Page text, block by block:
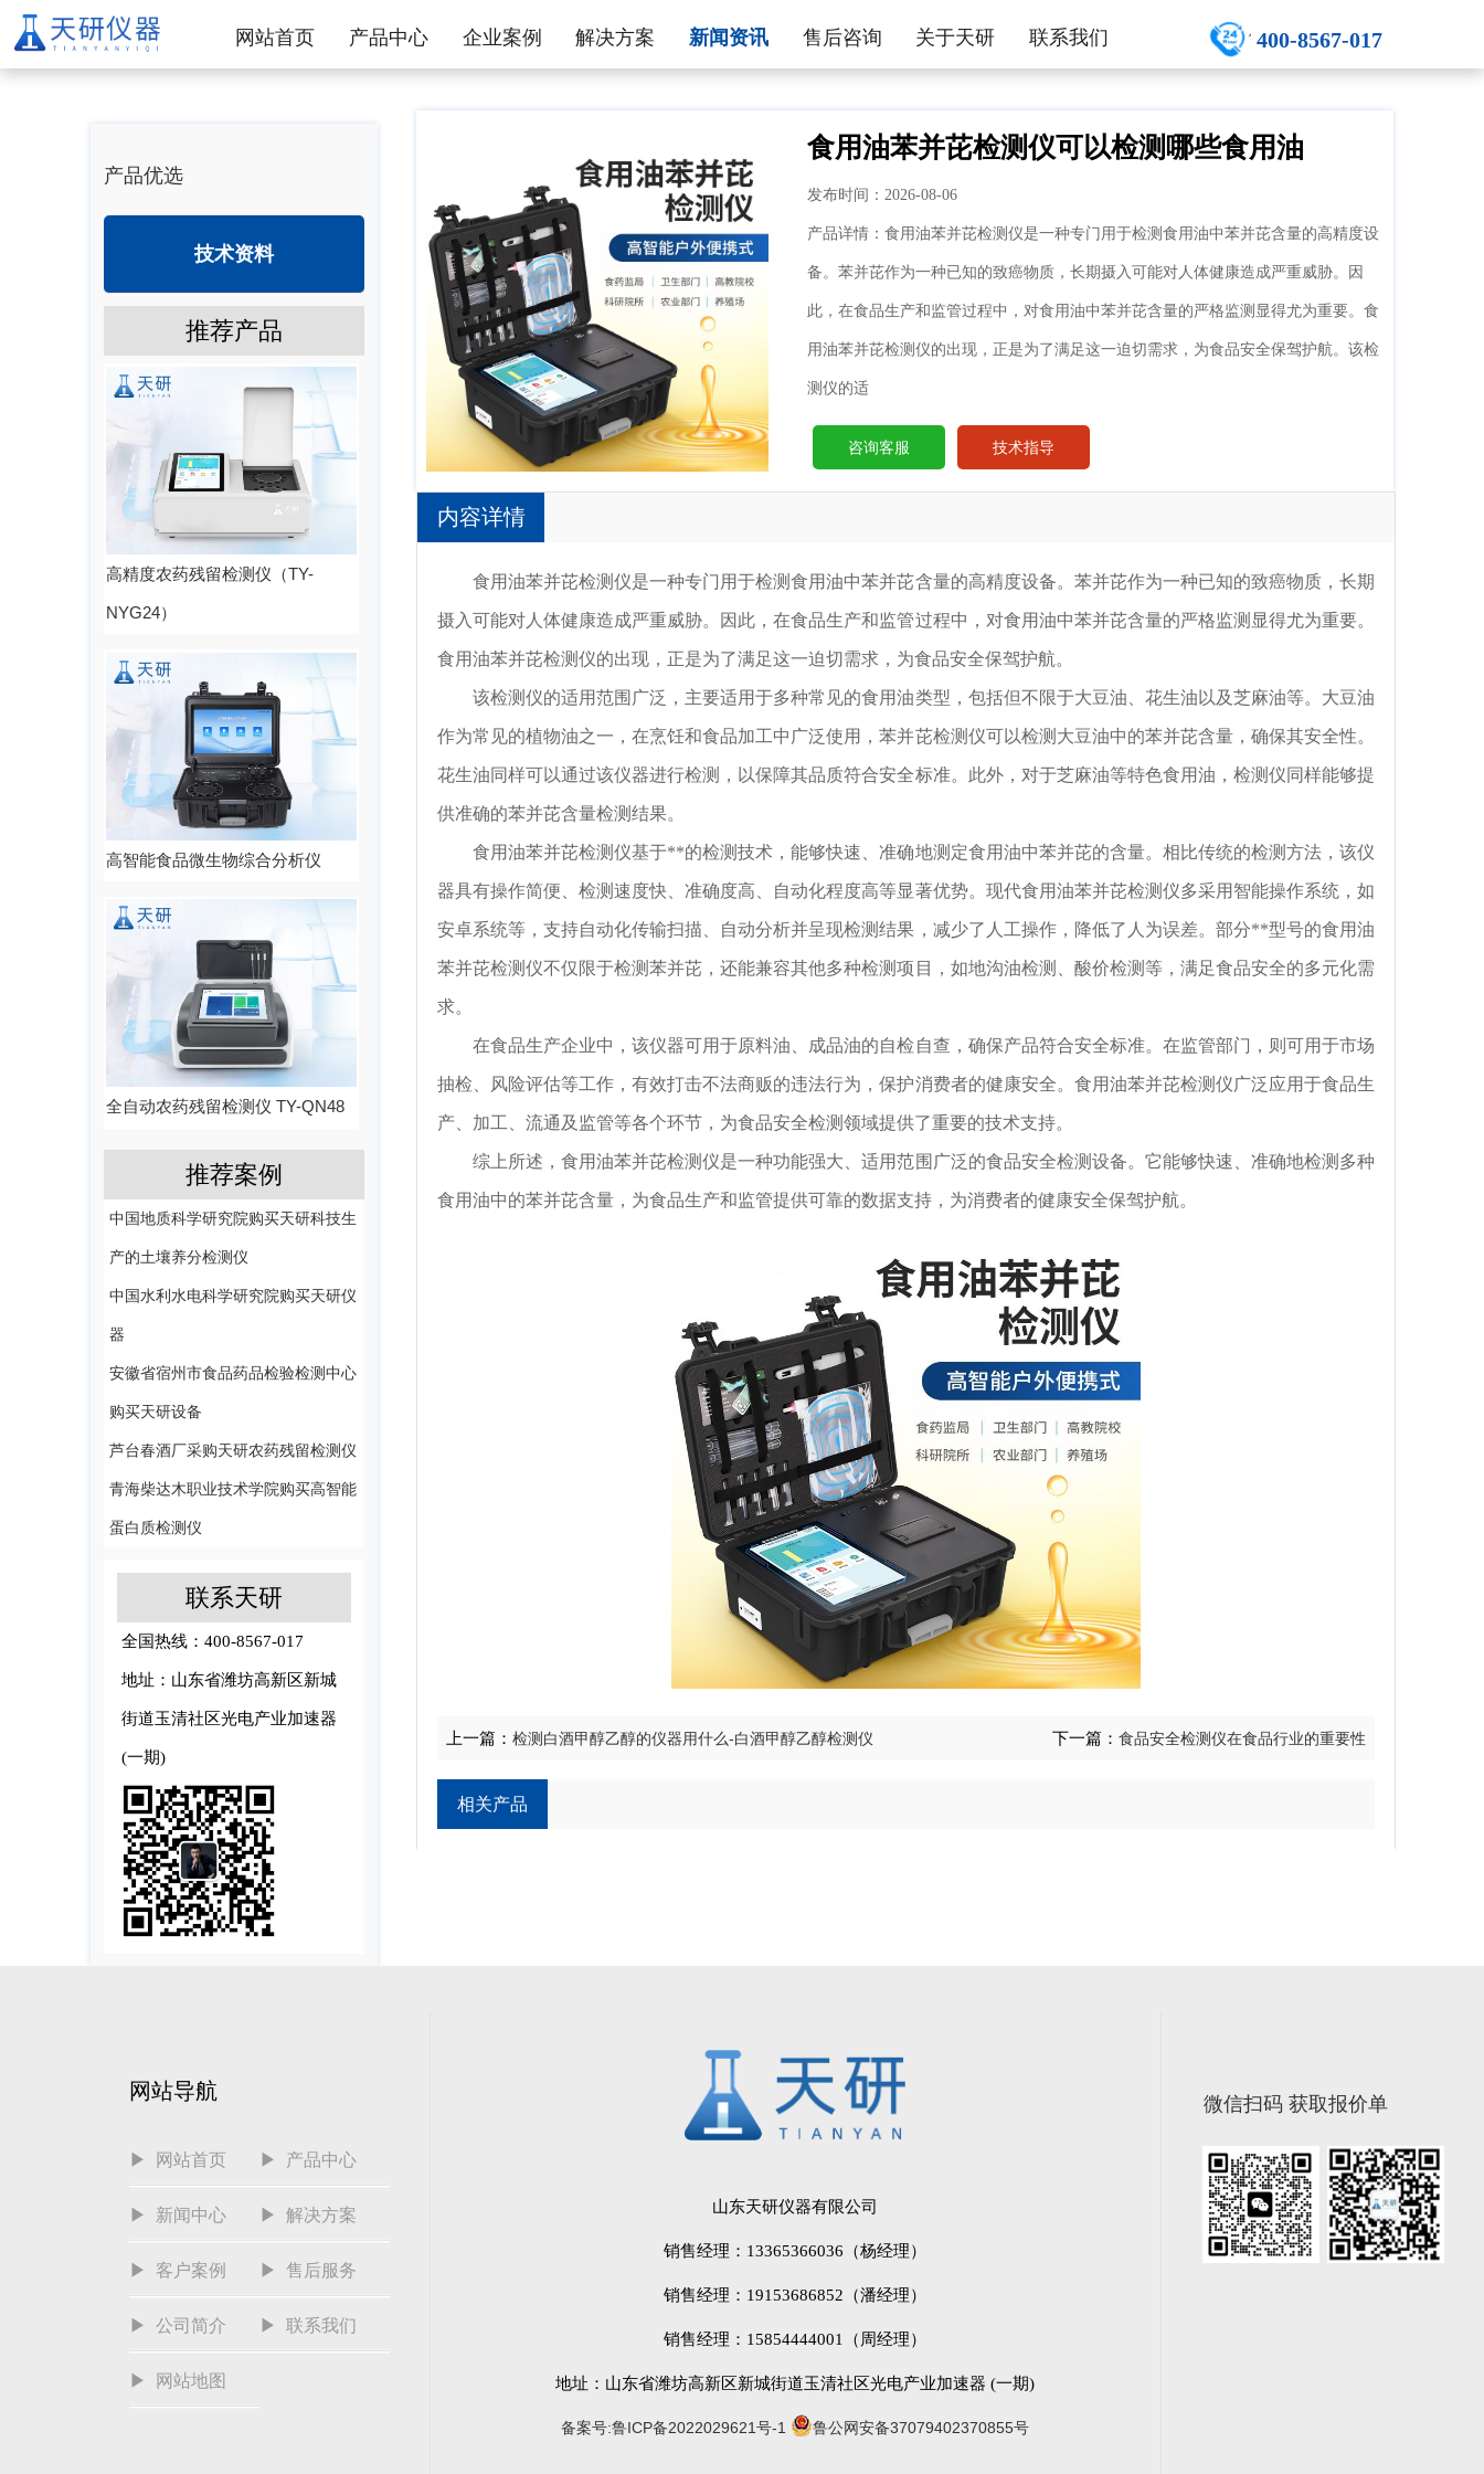
网站首页 产品中心 企业案例 解决方案 新闻资讯 售后咨询 关于天研 联系我们 400-8567-017
产品优选
技术资料
推荐产品
高精度农药残留检测仪（TY-
NYG24）
高智能食品微生物综合分析仪
全自动农药残留检测仪 TY-QN48
推荐案例
中国地质科学研究院购买天研科技生
产的土壤养分检测仪
中国水利水电科学研究院购买天研仪
器
安徽省宿州市食品药品检验检测中心
购买天研设备
芦台春酒厂采购天研农药残留检测仪
青海柴达木职业技术学院购买高智能
蛋白质检测仪
联系天研
全国热线：400-8567-017
地址：山东省潍坊高新区新城
街道玉清社区光电产业加速器
(一期)
食用油苯并芘检测仪可以检测哪些食用油
发布时间：2026-08-06
产品详情：食用油苯并芘检测仪是一种专门用于检测食用油中苯并芘含量的高精度设
备。苯并芘作为一种已知的致癌物质，长期摄入可能对人体健康造成严重威胁。因
此，在食品生产和监管过程中，对食用油中苯并芘含量的严格监测显得尤为重要。食
用油苯并芘检测仪的出现，正是为了满足这一迫切需求，为食品安全保驾护航。该检
测仪的适
咨询客服 技术指导
内容详情
食用油苯并芘检测仪是一种专门用于检测食用油中苯并芘含量的高精度设备。苯并芘作为一种已知的致癌物质，长期
摄入可能对人体健康造成严重威胁。因此，在食品生产和监管过程中，对食用油中苯并芘含量的严格监测显得尤为重要。
食用油苯并芘检测仪的出现，正是为了满足这一迫切需求，为食品安全保驾护航。
该检测仪的适用范围广泛，主要适用于多种常见的食用油类型，包括但不限于大豆油、花生油以及芝麻油等。大豆油
作为常见的植物油之一，在烹饪和食品加工中广泛使用，苯并芘检测仪可以检测大豆油中的苯并芘含量，确保其安全性。
花生油同样可以通过该仪器进行检测，以保障其品质符合安全标准。此外，对于芝麻油等特色食用油，检测仪同样能够提
供准确的苯并芘含量检测结果。
食用油苯并芘检测仪基于**的检测技术，能够快速、准确地测定食用油中苯并芘的含量。相比传统的检测方法，该仪
器具有操作简便、检测速度快、准确度高、自动化程度高等显著优势。现代食用油苯并芘检测仪多采用智能操作系统，如
安卓系统等，支持自动化传输扫描、自动分析并呈现检测结果，减少了人工操作，降低了人为误差。部分**型号的食用油
苯并芘检测仪不仅限于检测苯并芘，还能兼容其他多种检测项目，如地沟油检测、酸价检测等，满足食品安全的多元化需
求。
在食品生产企业中，该仪器可用于原料油、成品油的自检自查，确保产品符合安全标准。在监管部门，则可用于市场
抽检、风险评估等工作，有效打击不法商贩的违法行为，保护消费者的健康安全。食用油苯并芘检测仪广泛应用于食品生
产、加工、流通及监管等各个环节，为食品安全检测领域提供了重要的技术支持。
综上所述，食用油苯并芘检测仪是一种功能强大、适用范围广泛的食品安全检测设备。它能够快速、准确地检测多种
食用油中的苯并芘含量，为食品生产和监管提供可靠的数据支持，为消费者的健康安全保驾护航。
上一篇：检测白酒甲醇乙醇的仪器用什么-白酒甲醇乙醇检测仪 下一篇： 食品安全检测仪在食品行业的重要性
相关产品
网站导航
▶ 网站首页 ▶ 产品中心
▶ 新闻中心 ▶ 解决方案
▶ 客户案例 ▶ 售后服务
▶ 公司简介 ▶ 联系我们
▶ 网站地图
山东天研仪器有限公司
销售经理：13365366036（杨经理）
销售经理：19153686852（潘经理）
销售经理：15854444001（周经理）
地址：山东省潍坊高新区新城街道玉清社区光电产业加速器 (一期)
备案号:鲁ICP备2022029621号-1 鲁公网安备37079402370855号
微信扫码 获取报价单